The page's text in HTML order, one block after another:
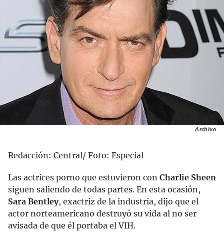
Archivo
Redacción: Central/ Foto: Especial
Las actrices porno que estuvieron con Charlie Sheen
siguen saliendo de todas partes. En esta ocasión,
Sara Bentley, exactriz de la industria, dijo que el
actor norteamericano destruyó su vida al no ser
avisada de que él portaba el VIH.